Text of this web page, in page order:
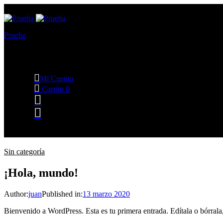
Prueba
Mi Cuenta
Carrito 0
Sin categoría
¡Hola, mundo!
Author:juanPublished in:13 marzo 2020
Bienvenido a WordPress. Esta es tu primera entrada. Edítala o